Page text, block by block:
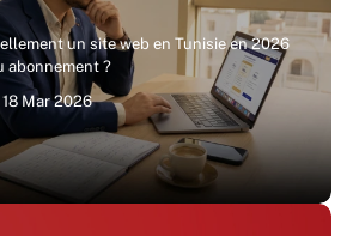
un site web en Tunisie en 2026
abonnement ?
18 Mar 2026